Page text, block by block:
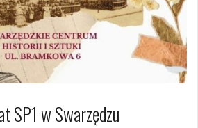
SP1 w Swarzędzu